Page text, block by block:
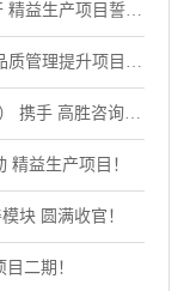
精益生产项目誓师
质管理提升项目启
携手 高胜咨询｜
精益生产项目！
块 圆满收官！
二期！